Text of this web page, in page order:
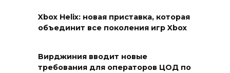
Xbox Helix: новая приставка, которая
объединит все поколения игр Xbox
Вирджиния вводит новые
требования для операторов ЦОД по